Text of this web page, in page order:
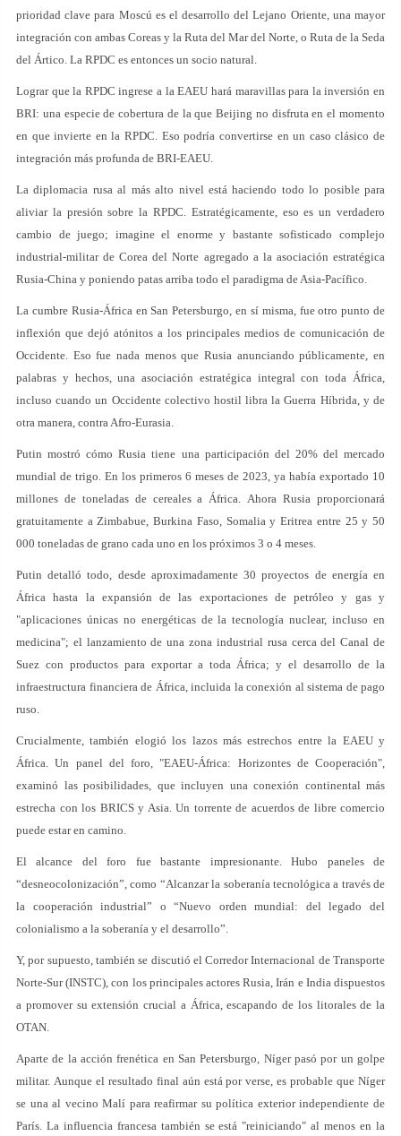
prioridad clave para Moscú es el desarrollo del Lejano Oriente, una mayor
integración con ambas Coreas y la Ruta del Mar del Norte, o Ruta de la Seda
del Ártico. La RPDC es entonces un socio natural.
Lograr que la RPDC ingrese a la EAEU hará maravillas para la inversión en
BRI: una especie de cobertura de la que Beijing no disfruta en el momento
en que invierte en la RPDC. Eso podría convertirse en un caso clásico de
integración más profunda de BRI-EAEU.
La diplomacia rusa al más alto nivel está haciendo todo lo posible para
aliviar la presión sobre la RPDC. Estratégicamente, eso es un verdadero
cambio de juego; imagine el enorme y bastante sofisticado complejo
industrial-militar de Corea del Norte agregado a la asociación estratégica
Rusia-China y poniendo patas arriba todo el paradigma de Asia-Pacífico.
La cumbre Rusia-África en San Petersburgo, en sí misma, fue otro punto de
inflexión que dejó atónitos a los principales medios de comunicación de
Occidente. Eso fue nada menos que Rusia anunciando públicamente, en
palabras y hechos, una asociación estratégica integral con toda África,
incluso cuando un Occidente colectivo hostil libra la Guerra Híbrida, y de
otra manera, contra Afro-Eurasia.
Putin mostró cómo Rusia tiene una participación del 20% del mercado
mundial de trigo. En los primeros 6 meses de 2023, ya había exportado 10
millones de toneladas de cereales a África. Ahora Rusia proporcionará
gratuitamente a Zimbabue, Burkina Faso, Somalia y Eritrea entre 25 y 50
000 toneladas de grano cada uno en los próximos 3 o 4 meses.
Putin detalló todo, desde aproximadamente 30 proyectos de energía en
África hasta la expansión de las exportaciones de petróleo y gas y
"aplicaciones únicas no energéticas de la tecnología nuclear, incluso en
medicina"; el lanzamiento de una zona industrial rusa cerca del Canal de
Suez con productos para exportar a toda África; y el desarrollo de la
infraestructura financiera de África, incluida la conexión al sistema de pago
ruso.
Crucialmente, también elogió los lazos más estrechos entre la EAEU y
África. Un panel del foro, "EAEU-África: Horizontes de Cooperación",
examinó las posibilidades, que incluyen una conexión continental más
estrecha con los BRICS y Asia. Un torrente de acuerdos de libre comercio
puede estar en camino.
El alcance del foro fue bastante impresionante. Hubo paneles de
“desneocolonización”, como “Alcanzar la soberanía tecnológica a través de
la cooperación industrial” o “Nuevo orden mundial: del legado del
colonialismo a la soberanía y el desarrollo”.
Y, por supuesto, también se discutió el Corredor Internacional de Transporte
Norte-Sur (INSTC), con los principales actores Rusia, Irán e India dispuestos
a promover su extensión crucial a África, escapando de los litorales de la
OTAN.
Aparte de la acción frenética en San Petersburgo, Níger pasó por un golpe
militar. Aunque el resultado final aún está por verse, es probable que Níger
se una al vecino Malí para reafirmar su política exterior independiente de
París. La influencia francesa también se está "reiniciando" al menos en la